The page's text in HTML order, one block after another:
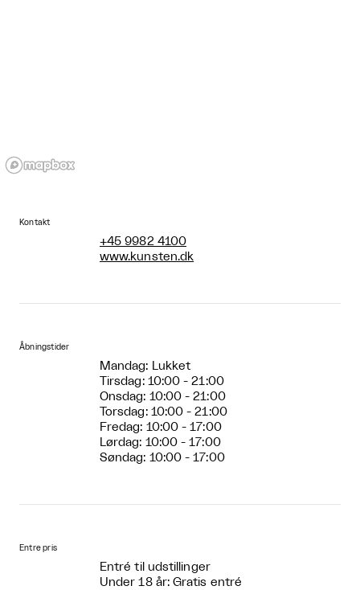
Kontakt
+45 9982 4100
www.kunsten.dk
Åbningstider
Mandag: Lukket
Tirsdag: 10:00 - 21:00
Onsdag: 10:00 - 21:00
Torsdag: 10:00 - 21:00
Fredag: 10:00 - 17:00
Lørdag: 10:00 - 17:00
Søndag: 10:00 - 17:00
Entre pris
Entré til udstillinger
Under 18 år: Gratis entré